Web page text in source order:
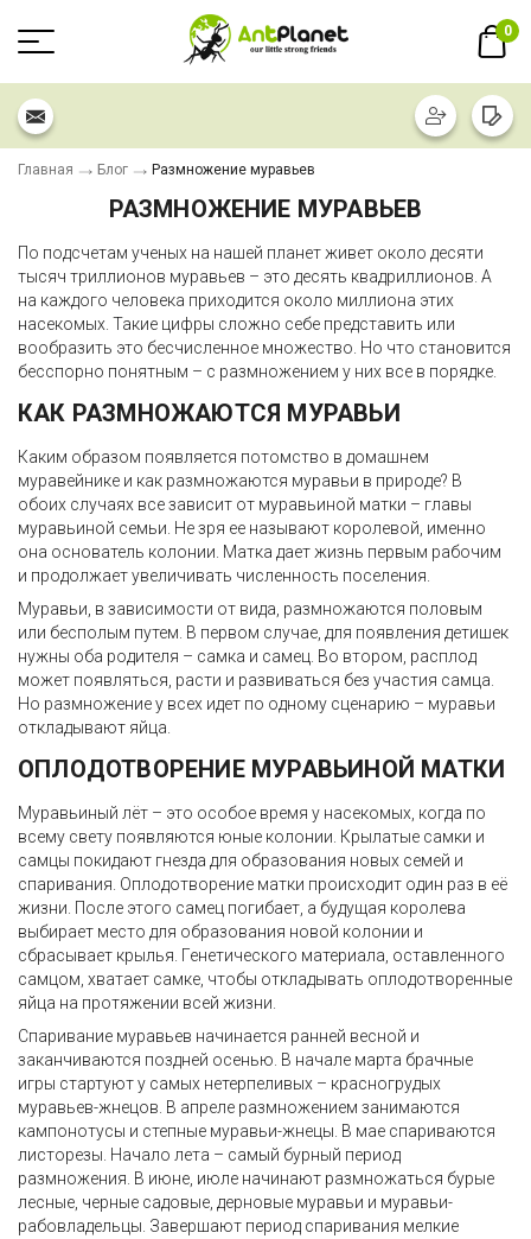
0
Главная Блог Размножение муравьев
РАЗМНОЖЕНИЕ МУРАВЬЕВ
По подсчетам ученых на нашей планет живет около десяти
тысяч триллионов муравьев – это десять квадриллионов. А
на каждого человека приходится около миллиона этих
насекомых. Такие цифры сложно себе представить или
вообразить это бесчисленное множество. Но что становится
бесспорно понятным – с размножением у них все в порядке.
КАК РАЗМНОЖАЮТСЯ МУРАВЬИ
Каким образом появляется потомство в домашнем
муравейнике и как размножаются муравьи в природе? В
обоих случаях все зависит от муравьиной матки – главы
муравьиной семьи. Не зря ее называют королевой, именно
она основатель колонии. Матка дает жизнь первым рабочим
и продолжает увеличивать численность поселения.
Муравьи, в зависимости от вида, размножаются половым
или бесполым путем. В первом случае, для появления детишек
нужны оба родителя – самка и самец. Во втором, расплод
может появляться, расти и развиваться без участия самца.
Но размножение у всех идет по одному сценарию – муравьи
откладывают яйца.
ОПЛОДОТВОРЕНИЕ МУРАВЬИНОЙ МАТКИ
Муравьиный лёт – это особое время у насекомых, когда по
всему свету появляются юные колонии. Крылатые самки и
самцы покидают гнезда для образования новых семей и
спаривания. Оплодотворение матки происходит один раз в её
жизни. После этого самец погибает, а будущая королева
выбирает место для образования новой колонии и
сбрасывает крылья. Генетического материала, оставленного
самцом, хватает самке, чтобы откладывать оплодотворенные
яйца на протяжении всей жизни.
Спаривание муравьев начинается ранней весной и
заканчиваются поздней осенью. В начале марта брачные
игры стартуют у самых нетерпеливых – красногрудых
муравьев-жнецов. В апреле размножением занимаются
кампонотусы и степные муравьи-жнецы. В мае спариваются
листорезы. Начало лета – самый бурный период
размножения. В июне, июле начинают размножаться бурые
лесные, черные садовые, дерновые муравьи и муравьи-
рабовладельцы. Завершают период спаривания мелкие